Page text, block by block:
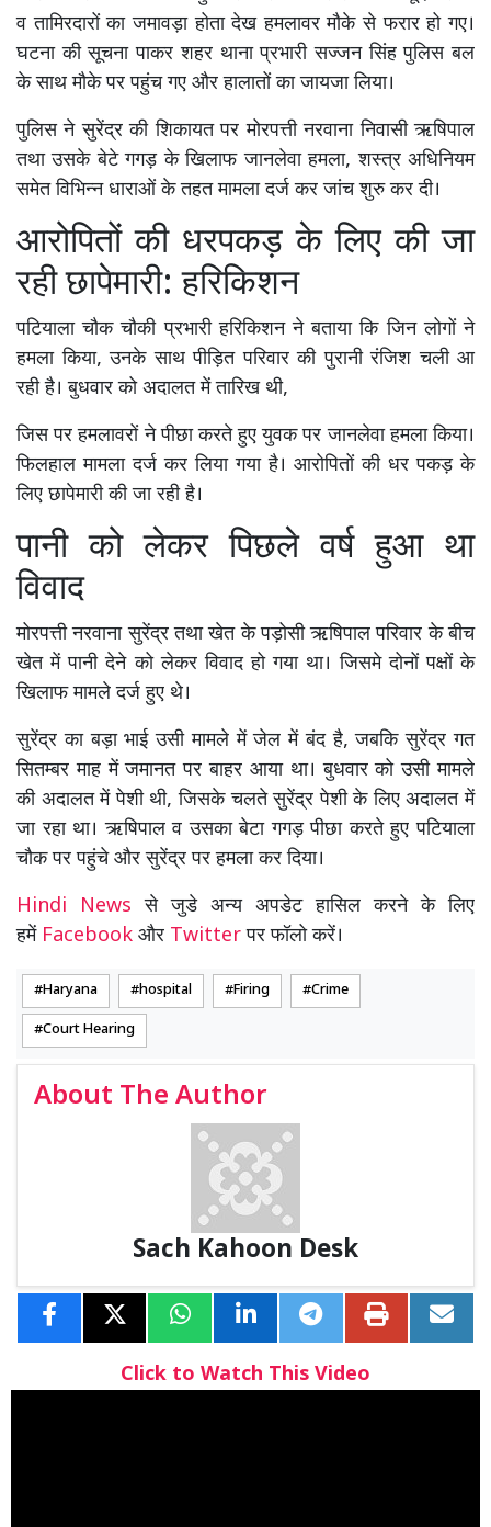
व तामिरदारों का जमावड़ा होता देख हमलावर मौके से फरार हो गए।
घटना की सूचना पाकर शहर थाना प्रभारी सज्जन सिंह पुलिस बल
के साथ मौके पर पहुंच गए और हालातों का जायजा लिया।
पुलिस ने सुरेंद्र की शिकायत पर मोरपत्ती नरवाना निवासी ऋषिपाल
तथा उसके बेटे गगड़ के खिलाफ जानलेवा हमला, शस्त्र अधिनियम
समेत विभिन्न धाराओं के तहत मामला दर्ज कर जांच शुरु कर दी।
आरोपितों की धरपकड़ के लिए की जा
रही छापेमारी: हरिकिशन
पटियाला चौक चौकी प्रभारी हरिकिशन ने बताया कि जिन लोगों ने
हमला किया, उनके साथ पीड़ित परिवार की पुरानी रंजिश चली आ
रही है। बुधवार को अदालत में तारिख थी,
जिस पर हमलावरों ने पीछा करते हुए युवक पर जानलेवा हमला किया।
फिलहाल मामला दर्ज कर लिया गया है। आरोपितों की धर पकड़ के
लिए छापेमारी की जा रही है।
पानी को लेकर पिछले वर्ष हुआ था
विवाद
मोरपत्ती नरवाना सुरेंद्र तथा खेत के पड़ोसी ऋषिपाल परिवार के बीच
खेत में पानी देने को लेकर विवाद हो गया था। जिसमे दोनों पक्षों के
खिलाफ मामले दर्ज हुए थे।
सुरेंद्र का बड़ा भाई उसी मामले में जेल में बंद है, जबकि सुरेंद्र गत
सितम्बर माह में जमानत पर बाहर आया था। बुधवार को उसी मामले
की अदालत में पेशी थी, जिसके चलते सुरेंद्र पेशी के लिए अदालत में
जा रहा था। ऋषिपाल व उसका बेटा गगड़ पीछा करते हुए पटियाला
चौक पर पहुंचे और सुरेंद्र पर हमला कर दिया।
Hindi Newsसे जुडे अन्य अपडेट हासिल करने के लिए
हमें Facebook और Twitterपर फॉलो करें।
Haryana hospital Firing Crime
Court Hearing
About The Author
Sach Kahoon Desk
Click to Watch This Video